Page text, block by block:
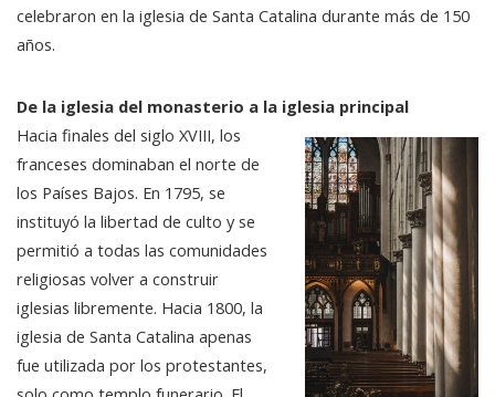
celebraron en la iglesia de Santa Catalina durante más de 150
años.
De la iglesia del monasterio a la iglesia principal
Hacia finales del siglo XVIII, los
franceses dominaban el norte de
los Países Bajos. En 1795, se
instituyó la libertad de culto y se
permitió a todas las comunidades
religiosas volver a construir
iglesias libremente. Hacia 1800, la
iglesia de Santa Catalina apenas
fue utilizada por los protestantes,